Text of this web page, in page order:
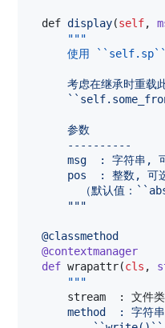
def display(self,
"""
使用
考虑在继承时重载
      参数
      ----------
msg  : 字符串,
pos  : 整数, 可
（默认值：
      """
@classmethod
@contextmanager
def wrapattr(cls ,
"""
stream  : 文件类
method  : 字符